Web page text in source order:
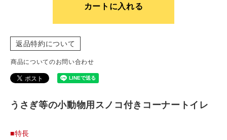
カートに入れる
返品特約について
商品についてのお問い合わせ
うさぎ等の小動物用スノコ付きコーナートイレ
■特長